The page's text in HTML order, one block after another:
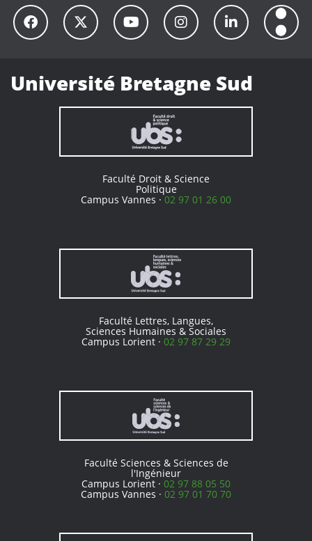
Université Bretagne Sud
Faculté Droit & Science
Politique
Campus Vannes ·02 97 01 26 00
Faculté Lettres, Langues,
Sciences Humaines & Sociales
Campus Lorient · 02 97 87 29 29
Faculté Sciences & Sciences de
l'Ingénieur
Campus Lorient · 02 97 88 05 50
Campus Vannes · 02 97 01 70 70